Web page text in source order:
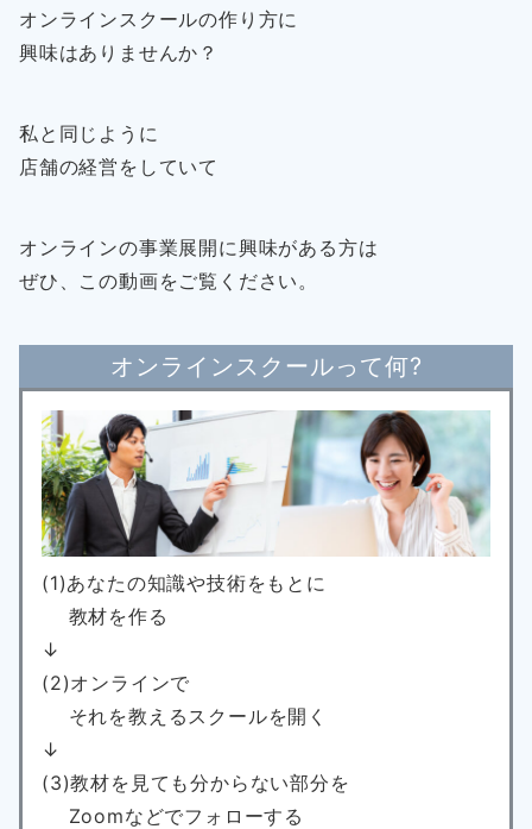
オンラインスクールの作り方に
興味はありませんか？
私と同じように
店舗の経営をしていて
オンラインの事業展開に興味がある方は
ぜひ、この動画をご覧ください。
オンラインスクールって何?
(1)あなたの知識や技術をもとに
教材を作る
↓
(2)オンラインで
それを教えるスクールを開く
↓
(3)教材を見ても分からない部分を
Zoomなどでフォローする